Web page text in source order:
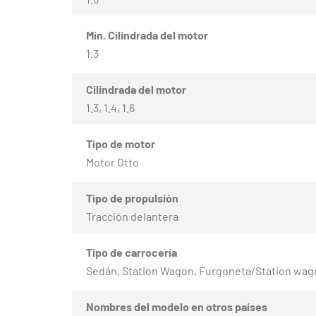
Mín. Cilindrada del motor
1.3
Cilindrada del motor
1.3, 1.4, 1.6
Tipo de motor
Motor Otto
Tipo de propulsión
Tracción delantera
Tipo de carrocería
Sedán, Station Wagon, Furgoneta/Station
Nombres del modelo en otros países